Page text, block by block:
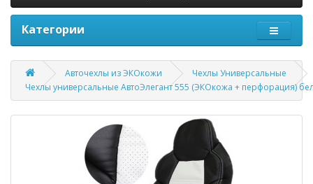
Категории
Авточехлы из ЭКОкожи
Чехлы Универсальные
Чехлы универсальные АвтоЭлегант 555 (ЭКОкожа + перфорация)